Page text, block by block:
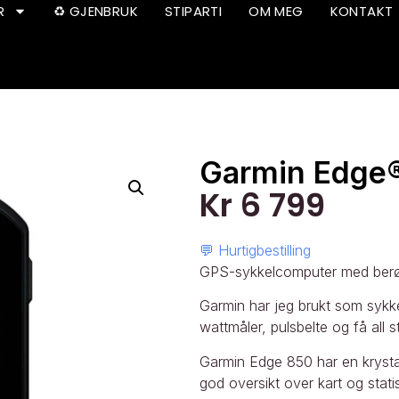
♻️ GJENBRUK STIPARTI OM MEG KONTAKT
Garmin
Kr 6 799
💬 Hurtigbestilling
GPS-sykkelcomputer med
Garmin har jeg brukt som
wattmåler, pulsbelte og få all
Garmin Edge 850 har en
god oversikt over kart og